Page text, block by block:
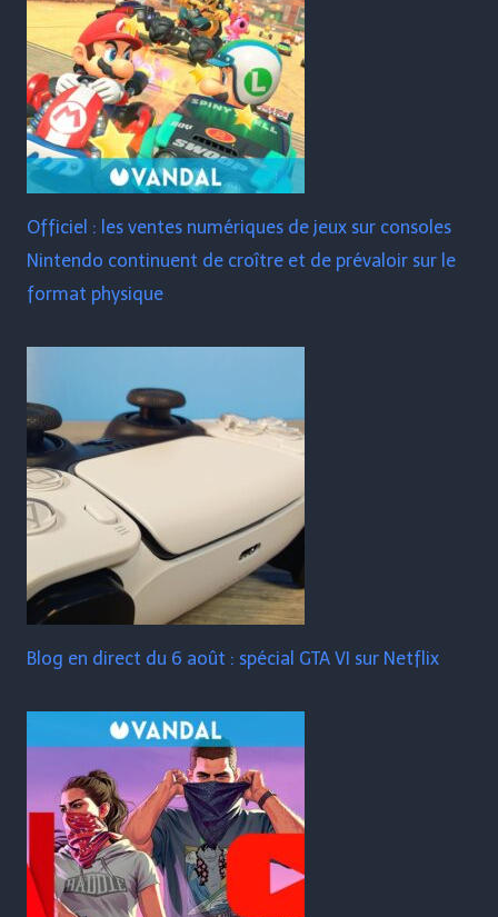
Officiel : les ventes numériques de jeux sur consoles
Nintendo continuent de croître et de prévaloir sur le
format physique
Blog en direct du 6 août : spécial GTA VI sur Netflix